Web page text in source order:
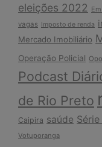
eleições 2022
vagas Imposto de renda
Mercado Imobiliário
Operação Policial
Podcast
de Rio Preto
Caipira saúde Série
Votuporanga